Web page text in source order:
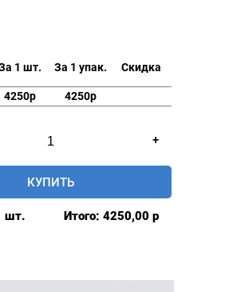
1 шт. За 1 упак. Скидка
4250р 4250р
Люверсы
нержавеющие
+
КУПИТЬ
шт. Итого: 4250,00 р